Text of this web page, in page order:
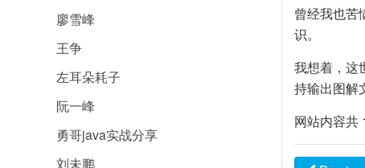
廖雪峰
王争
左耳朵耗子
阮一峰
勇哥java实战分享
刘未鹏
曾经我也苦
识。
我想着，这
持输出图解
网站内容共